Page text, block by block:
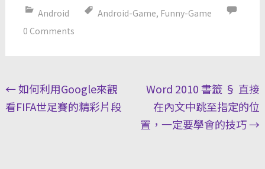
Android Android-Game, Funny-Game
0 Comments
Post
navigation
←如何利用Google來觀
看FIFA世足賽的精彩片段
Word 2010 書籤 § 直接
在內文中跳至指定的位
置，一定要學會的技巧→